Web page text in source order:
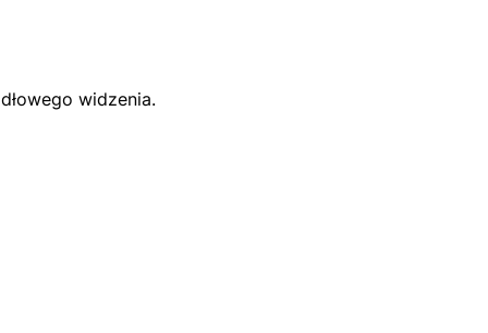
widzenia.